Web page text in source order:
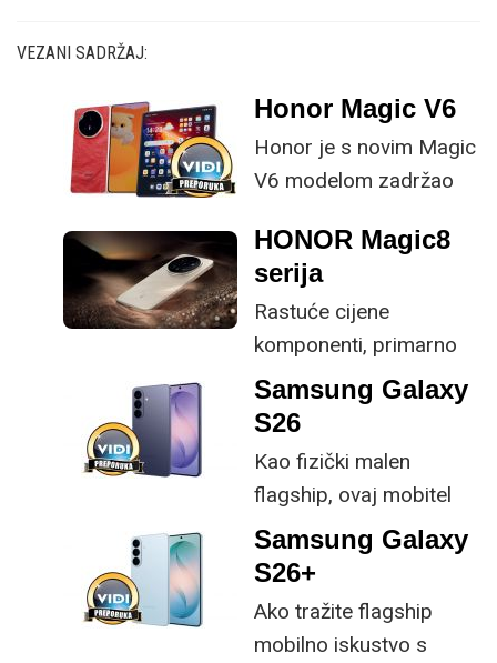
VEZANI SADRŽAJ:
Honor Magic V6
Honor je s novim Magic
V6 modelom zadržao
specifikacije, no
istovremeno
implementirao
nadogradnje koje su
ključne svakom
korisniku.
HONOR Magic8
serija
Rastuće cijene
komponenti, primarno
RAM-a i pohrane,
inflacijski pritisci te sve
elektroničkom otpadu
potiče proizvođače da
transformiraju svoje
uređaje iz trendy
tehnologije u
dugoročnu investiciju
Samsung Galaxy
S26
Kao fizički malen
flagship, ovaj mobitel
spada među rijetke koji
vam nude ovakve
kompaktnom kućištu.
Samsung Galaxy
S26+
Ako tražite flagship
mobilno iskustvo s